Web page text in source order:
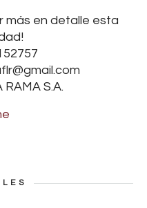
más en detalle esta
RAMA S.A.